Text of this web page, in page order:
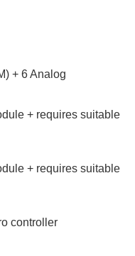
+ 6 Analog
+ requires suitable
+ requires suitable
controller